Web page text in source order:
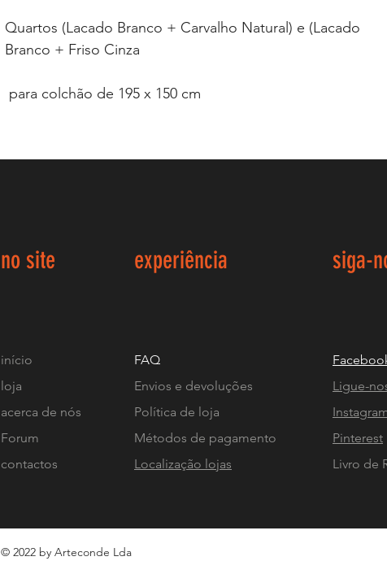
Quartos (Lacado Branco + Carvalho Natural) e (Lacado
Branco + Friso Cinza
para colchão de 195 x 150 cm
no site experiência siga-
início
loja
acerca de nós
Forum
contactos
FAQ
Envios e devoluções
Política de loja
Métodos de pagamento
Localização lojas
Ligue-
Pinterest
Livro de
© 2022 by Arteconde Lda